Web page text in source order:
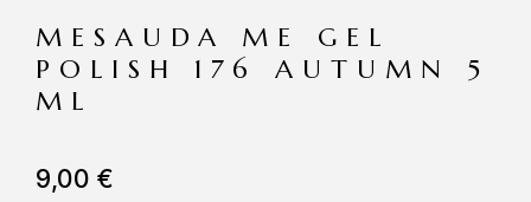
MESAUDA ME GEL
POLISH 176 AUTUMN 5
ML
9,00€